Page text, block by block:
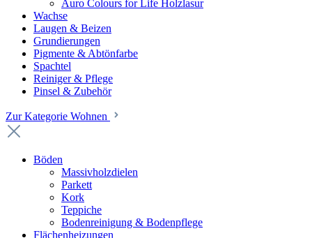
Auro Colours for Life Holzlasur
Wachse
Laugen & Beizen
Grundierungen
Pigmente & Abtönfarbe
Spachtel
Reiniger & Pflege
Pinsel & Zubehör
Zur Kategorie Wohnen
Böden
Massivholzdielen
Parkett
Kork
Teppiche
Bodenreinigung & Bodenpflege
Flächenheizungen